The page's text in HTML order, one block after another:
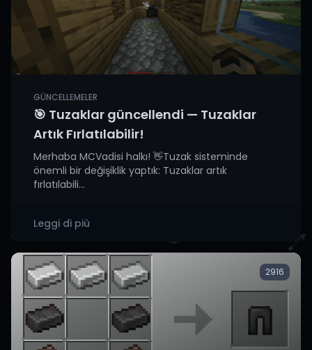
GÜNCELLEMELER
🎯 Tuzaklar güncellendi — Tuzaklar
Artık Fırlatılabilir!
Merhaba MCVadisi halkı! 👋Tuzak sisteminde
önemli bir değişiklik yaptık: Tuzaklar artık
fırlatılabili...
Leggi di più
2916